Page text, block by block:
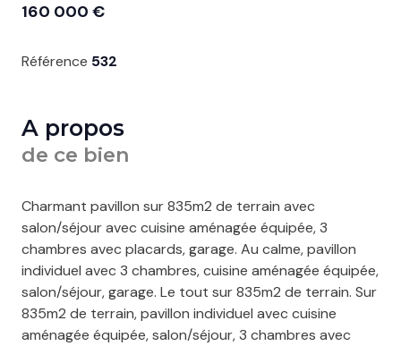
160 000 €
Référence 532
A propos
de ce bien
Charmant pavillon sur 835m2 de terrain avec
salon/séjour avec cuisine aménagée équipée, 3
chambres avec placards, garage. Au calme, pavillon
individuel avec 3 chambres, cuisine aménagée équipée,
salon/séjour, garage. Le tout sur 835m2 de terrain. Sur
835m2 de terrain, pavillon individuel avec cuisine
aménagée équipée, salon/séjour, 3 chambres avec